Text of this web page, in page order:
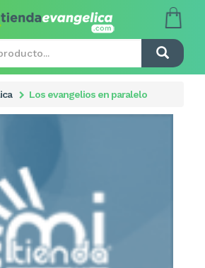
Los evangelios en paralelo